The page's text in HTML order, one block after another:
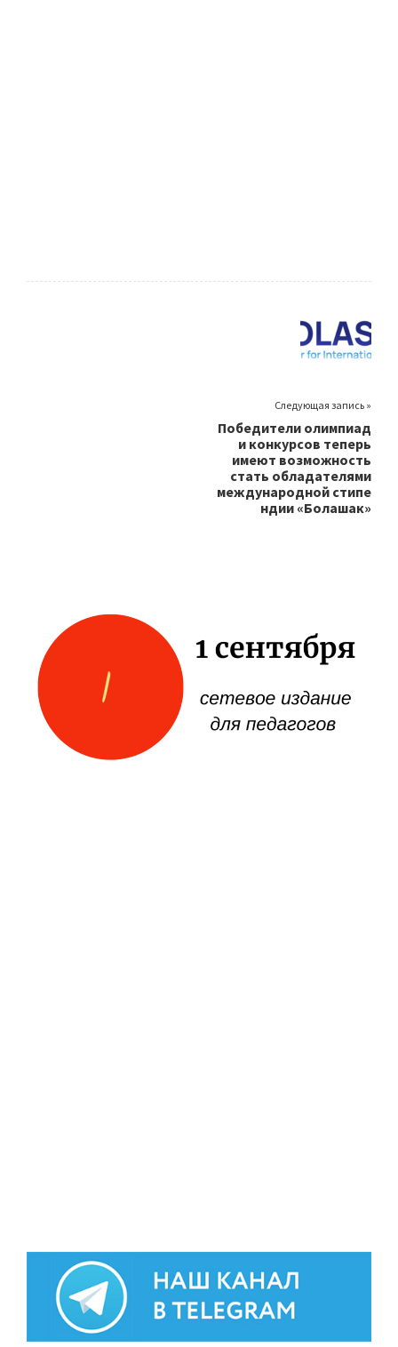
Следующая запись »
Победители олимпиад
и конкурсов теперь
имеют возможность
стать обладателями
международной стипе
ндии «Болашак»